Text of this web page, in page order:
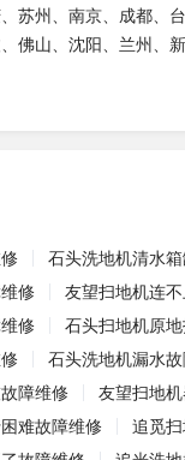
苏州、南京、成都、
佛山、沈阳、兰州、新
石头洗地机清水
修
友望扫地机连
修
石头扫地机原
石头洗地机漏水
障维修
友望扫地
难故障维修
追觅